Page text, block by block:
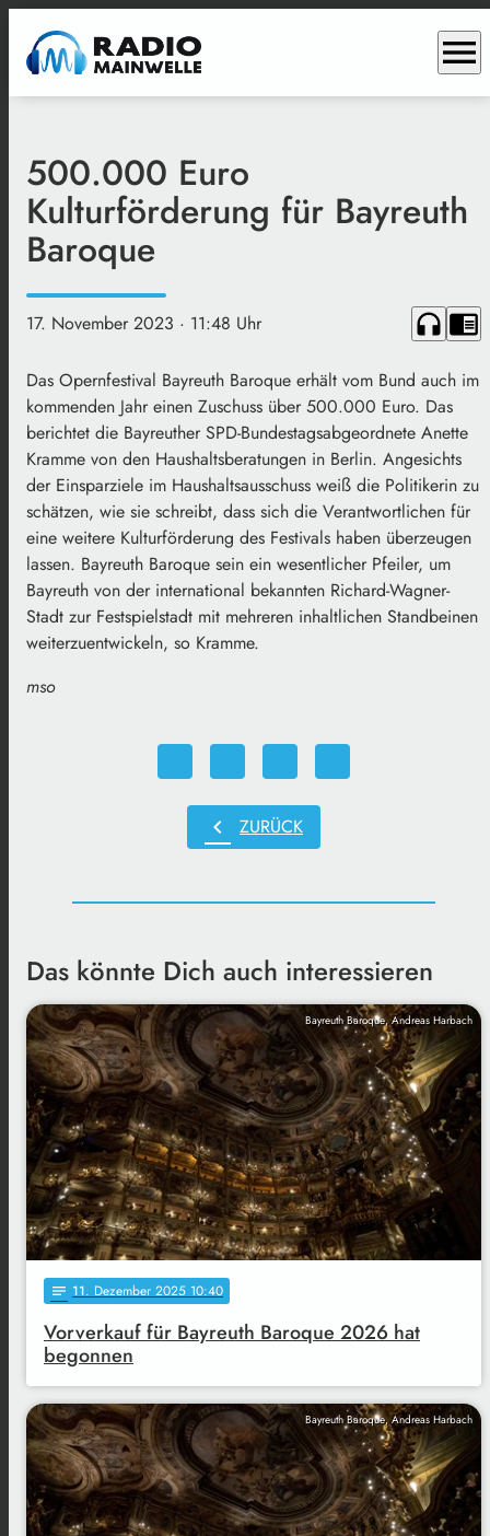
menu
500.000 Euro
Kulturförderung für Bayreuth
Baroque
17. November 2023 · 11:48 Uhr headphones chrome_reader_mode
Das Opernfestival Bayreuth Baroque erhält vom Bund auch im
kommenden Jahr einen Zuschuss über 500.000 Euro. Das
berichtet die Bayreuther SPD-Bundestagsabgeordnete Anette
Kramme von den Haushaltsberatungen in Berlin. Angesichts
der Einsparziele im Haushaltsausschuss weiß die Politikerin zu
schätzen, wie sie schreibt, dass sich die Verantwortlichen für
eine weitere Kulturförderung des Festivals haben überzeugen
lassen. Bayreuth Baroque sein ein wesentlicher Pfeiler, um
Bayreuth von der international bekannten Richard-Wagner-
Stadt zur Festspielstadt mit mehreren inhaltlichen Standbeinen
weiterzuentwickeln, so Kramme.
mso
chevron_left ZURÜCK
Das könnte Dich auch interessieren
Bayreuth Baroque, Andreas Harbach
notes 11. Dezember 2025 10:40
Vorverkauf für Bayreuth Baroque 2026 hat
begonnen
Bayreuth Baroque, Andreas Harbach